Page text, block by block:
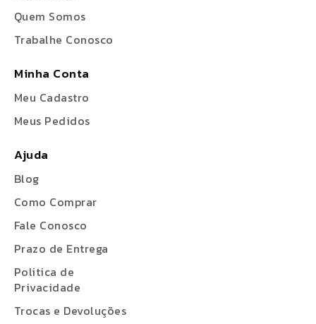
Quem Somos
Trabalhe Conosco
Minha Conta
Meu Cadastro
Meus Pedidos
Ajuda
Blog
Como Comprar
Fale Conosco
Prazo de Entrega
Politica de
Privacidade
Trocas e Devoluções